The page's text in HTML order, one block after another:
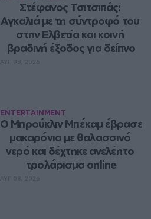
Στέφανος Τσιτσιπάς:
Αγκαλιά με τη σύντροφό του
στην Ελβετία και κοινή
βραδινή έξοδος για δείπνο
ENTERTAINMENT
Ο Μπρούκλιν Μπέκαμ έβρασε
μακαρόνια με θαλασσινό
νερό και δέχτηκε ανελέητο
τρολάρισμα online